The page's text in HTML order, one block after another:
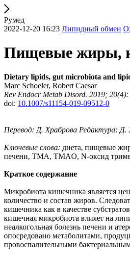
Румед
2022-12-20 16:23 Липидный обмен
Пищевые жиры,
Dietary lipids, gut microbiota and
Marc Schoeler, Robert Caesar
Rev Endocr Metab Disord. 2019; 20(4):
doi: 10.1007/s11154-019-09512-0
Перевод: Д. Храброва Редактура: Д.
Ключевые слова: диета, пищевые
печени, ТМА, TMAO, N-оксид
Краткое содержание
Микробиота кишечника является
количество и состав жиров.
кишечника как в качестве
кишечная микробиота влияет на
неалкогольная болезнь печени и
опосредовано метаболитами,
провоспалительными